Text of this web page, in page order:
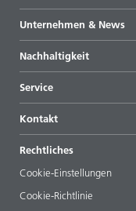
Alle Produkte
Highlights
Unternehmen & News
News
Presse & Medien
Standorte & Distributoren
Messen & Events
Nachhaltigkeit
Nachhaltige Produkte
Success Stories
EcoVadis
Zertifikate
Service
Startformulierungen
Veröffentlichungen
ebooks
Regulatory Affairs
Kontakt
Rechtliches
Cookie-Einstellungen
Cookie-Richtlinie